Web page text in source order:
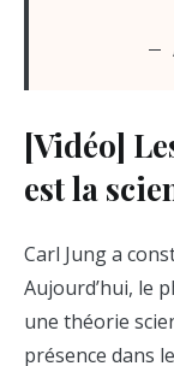
[Vidéo]
est la
Carl Jung a
Aujourd’hui, le
une théorie
présence dans